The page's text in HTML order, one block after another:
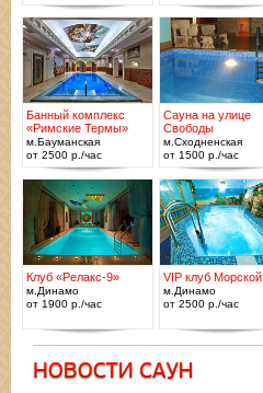
Банный комплекс
«Римские Термы»
м.Бауманская
от 2500 р./час
Сауна на улице
Свободы
м.Сходненская
от 1500 р./час
Клуб «Релакс-9»
м.Динамо
от 1900 р./час
VIP клуб Морской
м.Динамо
от 2500 р./час